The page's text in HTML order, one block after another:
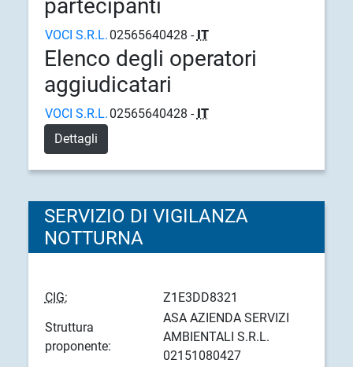
partecipanti
VOCI S.R.L. 02565640428 - IT
Elenco degli operatori
aggiudicatari
VOCI S.R.L. 02565640428 - IT
Dettagli
SERVIZIO DI VIGILANZA
NOTTURNA
CIG:
Z1E3DD8321
Struttura
proponente:
ASA AZIENDA SERVIZI
AMBIENTALI S.R.L.
02151080427